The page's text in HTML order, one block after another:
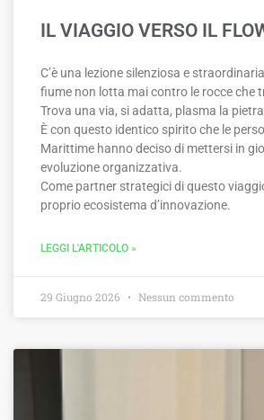
IL VIAGGIO VERSO IL
C’è una lezione silenziosa e
fiume non lotta mai contro le rocce che
Trova una via, si adatta, plasma la
È con questo identico spirito che le
Marittime hanno deciso di mettersi in
evoluzione organizzativa.
Come partner strategici di questo
proprio ecosistema d’innovazione.
LEGGI L'ARTICOLO »
29 Giugno 2026 Nessun commento